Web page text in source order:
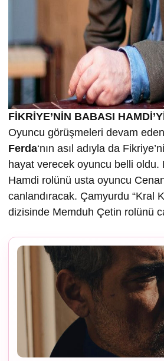
FİKRİYE’NİN BABASI
Oyuncu görüşmeleri devam
Ferda‘nın asıl adıyla da
hayat verecek oyuncu belli
Hamdi rolünü usta oyuncu
canlandıracak. Çamyurdu “Kral
dizisinde Memduh Çetin rolünü